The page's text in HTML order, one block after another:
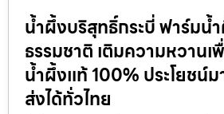
น้ำผึ้งบริสุทธิ์กระบี่ ฟาร์มน้
ธรรมชาติ เติมความหวาน
น้ำผึ้งแท้ 100% ประโยชน์
ส่งได้ทั่วไทย